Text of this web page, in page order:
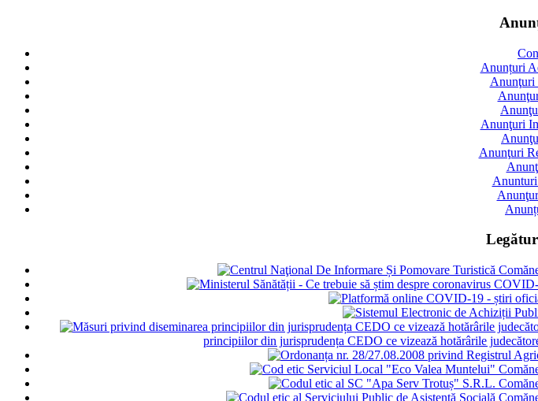
Anunțuri
Anunţuri
Anunţuri
Anunţuri
principiilor din jurisprudența CEDO ce vizează hotărârile